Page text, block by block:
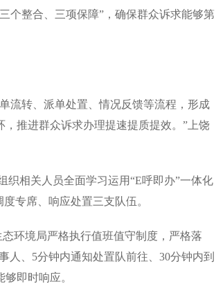
个整合、三项保障”，确保群众诉求能够第
流转、派单处置、情况反馈等流程，形成
推进群众诉求办理提速提质提效。”上饶
相关人员全面学习运用“E呼即办”一体化
专席、响应处置三支队伍。
环境局严格执行值班值守制度，严格落
人、5分钟内通知处置队前往、30分钟内到
即时响应。